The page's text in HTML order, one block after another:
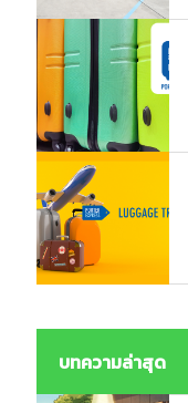
บทความล่าสุด